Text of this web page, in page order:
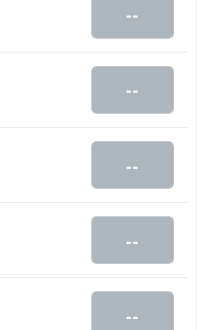
--
--
--
--
--